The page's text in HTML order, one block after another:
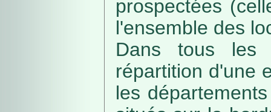
prospectées
l'ensemble des
Dans tous les
répartition d'une
les